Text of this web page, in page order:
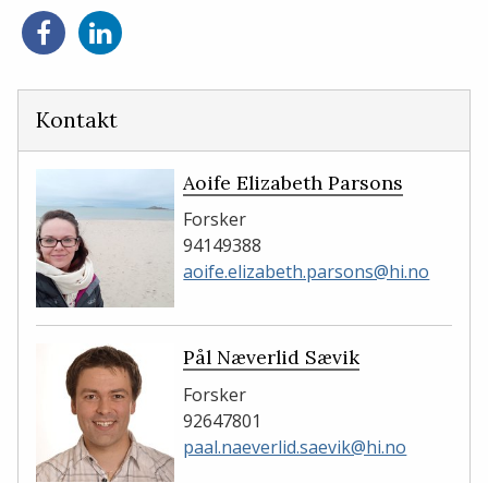
Del
på
Del
på
Kontakt
Aoife Elizabeth Parsons
Forsker
94149388
aoife.elizabeth.parsons@hi.no
Pål Næverlid Sævik
Forsker
92647801
paal.naeverlid.saevik@hi.no